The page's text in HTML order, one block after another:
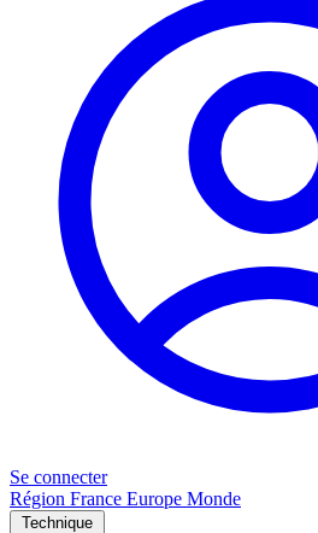
Se connecter
Région France Europe Monde
Technique